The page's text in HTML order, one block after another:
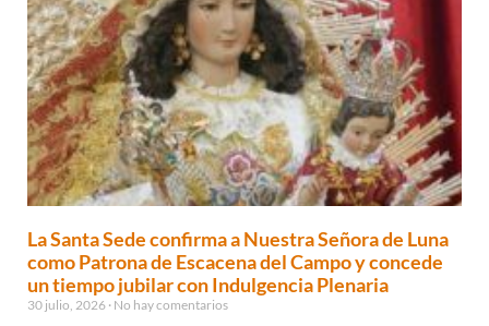
La Santa Sede confirma a Nuestra Señora de Luna
como Patrona de Escacena del Campo y concede
un tiempo jubilar con Indulgencia Plenaria
30 julio, 2026 No hay comentarios